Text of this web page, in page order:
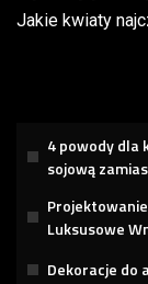
Jakie kwiaty
4 powody dla
sojową
Luksusowe
Dekoracje do